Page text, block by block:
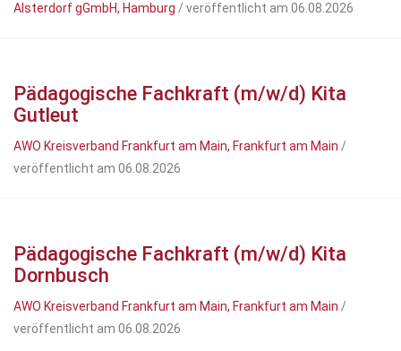
Alsterdorf gGmbH, Hamburg / veröffentlicht am 06.08.2026
Pädagogische Fachkraft (m/w/d) Kita
Gutleut
AWO Kreisverband Frankfurt am Main, Frankfurt am Main /
veröffentlicht am 06.08.2026
Pädagogische Fachkraft (m/w/d) Kita
Dornbusch
AWO Kreisverband Frankfurt am Main, Frankfurt am Main /
veröffentlicht am 06.08.2026